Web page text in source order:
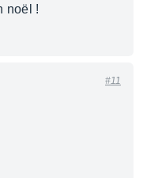
noël !
#11